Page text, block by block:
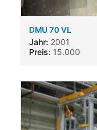
DMU 70 VL
Jahr: 2001
Preis: 15.000